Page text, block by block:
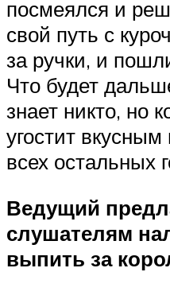
посмеялся и
свой путь с
за ручки, и
Что будет
знает никто, но
угостит
всех остальных
Ведущий
слушателям
выпить за